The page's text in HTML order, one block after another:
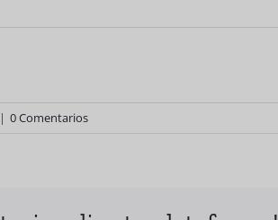
| 0 Comentarios